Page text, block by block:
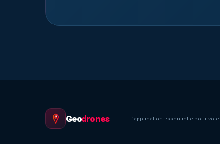
Geodrones L’application essentielle pour